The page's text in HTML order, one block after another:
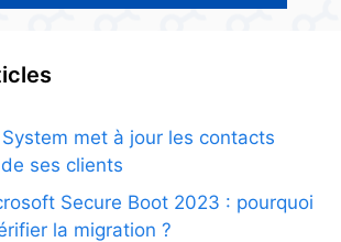
met à jour les contacts
ses clients
Secure Boot 2023 : pourquoi
la migration ?